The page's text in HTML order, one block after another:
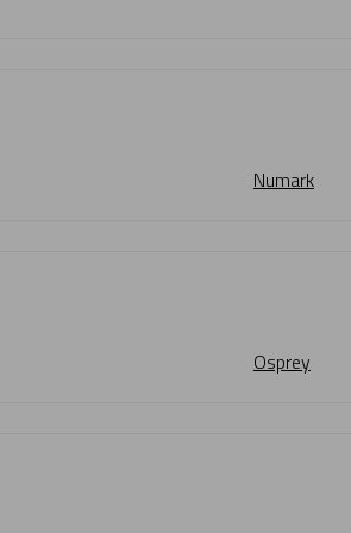
Numark
Osprey